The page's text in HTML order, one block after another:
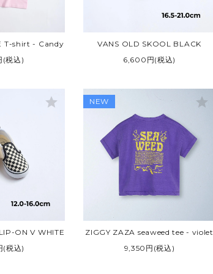
T-shirt - Candy
(税込)
VANS OLD SKOOL BLACK
6,600円(税込)
ON V WHITE
税込)
star NEW
ZIGGY ZAZA seaweed tee - violet
9,350円(税込)
star